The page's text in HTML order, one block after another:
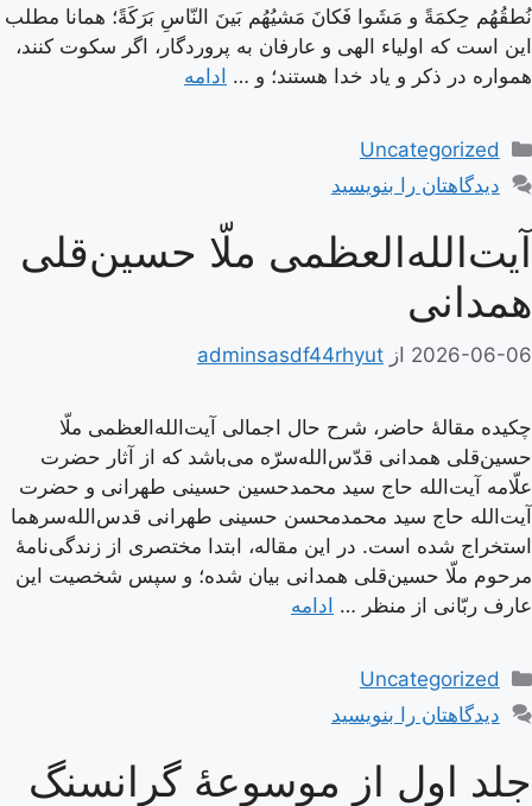
نُطقُهُم حِكمَةً و مَشَوا فَكانَ مَشيُهُم بَينَ النّاسِ بَرَكَةً؛ همانا مطلب
اين است كه اولياء الهى و عارفان به پروردگار، اگر سكوت كنند،
همواره در ذكر و ياد خدا هستند؛ و … ادامه
دسته‌ها
Uncategorized
دیدگاهتان را بنویسید
آیت‌الله‌العظمی ملّا حسین‌قلی
همدانی
2026-06-06 از adminsasdf44rhyut
چکیده مقالۀ حاضر، شرح حال اجمالی آیت‌الله‌العظمی ملّا
حسین‌قلی همدانی قدّس‌الله‌سرّه می‌باشد که از آثار حضرت
علّامه آیت‌الله حاج سید محمدحسین حسینی طهرانی و حضرت
آیت‌الله حاج سید محمدمحسن حسینی طهرانی قدس‌الله‌سرهما
استخراج شده است. در این مقاله، ابتدا مختصری از زندگی‌نامۀ
مرحوم ملّا حسین‌قلی همدانی بیان شده؛ و سپس شخصیت این
عارف ربّانی از منظر … ادامه
دسته‌ها
Uncategorized
دیدگاهتان را بنویسید
جلد اول از موسوعۀ گرانسنگ